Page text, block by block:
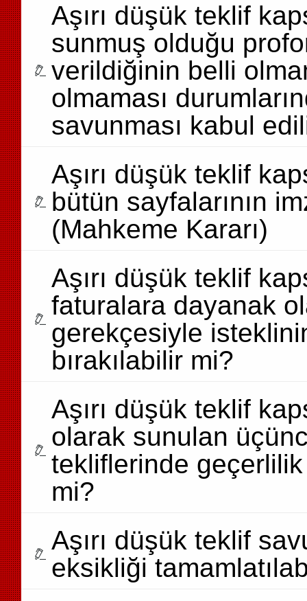
Aşırı düşük teklif
sunmuş olduğu
verildiğinin belli
olmaması
savunması kabul
Aşırı düşük teklif
bütün sayfalarının
(Mahkeme Kararı)
Aşırı düşük teklif
faturalara dayanak
gerekçesiyle
bırakılabilir mi?
Aşırı düşük teklif
olarak sunulan
tekliflerinde
mi?
Aşırı düşük teklif
eksikliği